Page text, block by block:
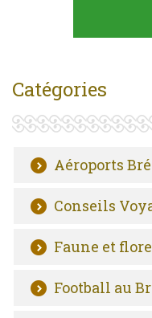
Catégories
Aéroports
Conseils
Faune et
Football au